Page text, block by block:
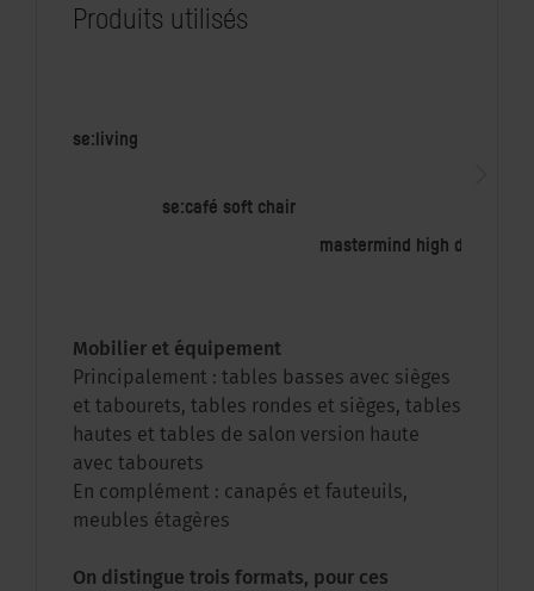
Produits utilisés
se:living
se:café soft chair
mastermind high desk
Mobilier et équipement
Principalement : tables basses avec sièges
et tabourets, tables rondes et sièges, tables
hautes et tables de salon version haute
avec tabourets
En complément : canapés et fauteuils,
meubles étagères
On distingue trois formats, pour ces